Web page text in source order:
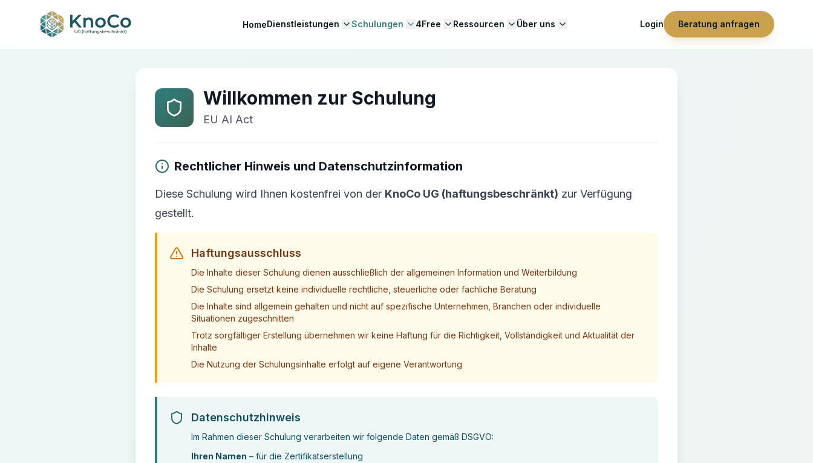
HomeDienstleistungen Schulungen 4Free Ressourcen Über uns Login Beratung anfragen
Willkommen zur Schulung
EU AI Act
Rechtlicher Hinweis und Datenschutzinformation
Diese Schulung wird Ihnen kostenfrei von der KnoCo UG (haftungsbeschränkt) zur Verfügung
gestellt.
Haftungsausschluss
Die Inhalte dieser Schulung dienen ausschließlich der allgemeinen Information und Weiterbildung
Die Schulung ersetzt keine individuelle rechtliche, steuerliche oder fachliche Beratung
Die Inhalte sind allgemein gehalten und nicht auf spezifische Unternehmen, Branchen oder individuelle
Situationen zugeschnitten
Trotz sorgfältiger Erstellung übernehmen wir keine Haftung für die Richtigkeit, Vollständigkeit und Aktualität der
Inhalte
Die Nutzung der Schulungsinhalte erfolgt auf eigene Verantwortung
Datenschutzhinweis
Im Rahmen dieser Schulung verarbeiten wir folgende Daten gemäß DSGVO:
Ihren Namen – für die Zertifikatserstellung